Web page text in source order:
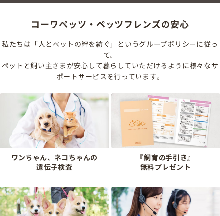
コーワペッツ・ペッツフレンズの安心
私たちは「人とペットの絆を紡ぐ」というグループポリシーに従っ
て、
ペットと飼い主さまが安心して暮らしていただけるように様々なサ
ポートサービスを行っています。
ワンちゃん、ネコちゃんの
遺伝子検査
『飼育の手引き』
無料プレゼント